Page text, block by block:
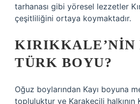
tarhanası gibi yöresel lezzetler
çeşitliliğini ortaya koymaktadır.
KIRIKKALE’NIN
TÜRK BOYU?
Oğuz boylarından Kayı boyuna
topluluktur ve Karakeçili halkının